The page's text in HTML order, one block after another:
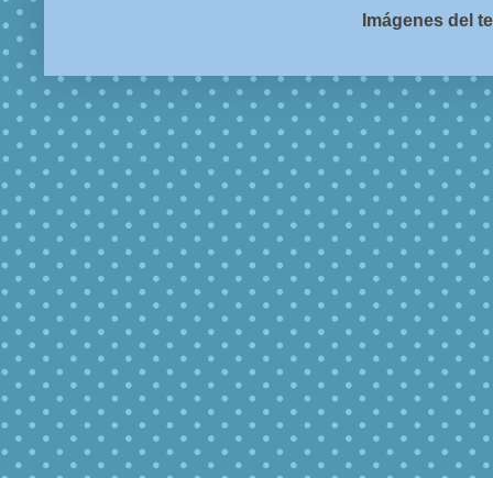
Imágenes del